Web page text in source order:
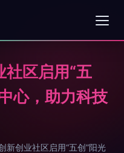
社区启用“五
心，助力科技
新创业社区启用“五创”阳光